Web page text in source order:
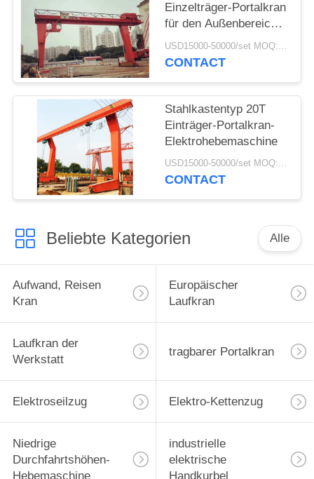
Einzelträger-Portalkran
für den Außenbereich,
Schienenmontage
USD15000-50000/set MOQ:1 Satz
CONTACT
Stahlkastentyp 20T
Einträger-Portalkran-
Elektrohebemaschine
USD15000-50000/set MOQ:1 Satz
CONTACT
Beliebte Kategorien Alle
Aufwand, Reisen
Kran
Europäischer
Laufkran
Laufkran der
Werkstatt
tragbarer Portalkran
Elektroseilzug Elektro-Kettenzug
Niedrige
Durchfahrtshöhen-
Hebemaschine
industrielle
elektrische
Handkurbel